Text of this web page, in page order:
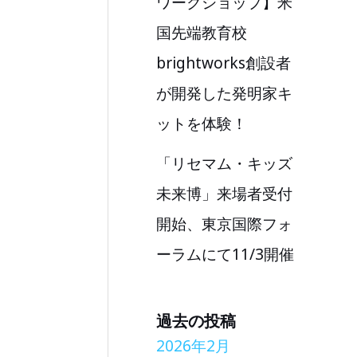
国先端教育校
brightworks創設者
が開発した発明家キ
ットを体験！
「リセマム・キッズ
未来博」来場者受付
開始、東京国際フォ
ーラムにて11/3開催
過去の投稿
2026年2月